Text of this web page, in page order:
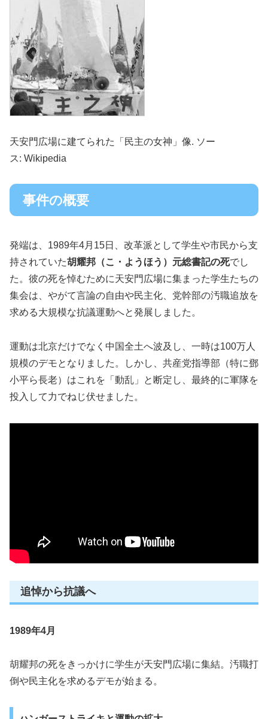
天安門広場に建てられた「民主の女神」像. ソー
ス: Wikipedia
事件の概要
発端は、1989年4月15日、改革派として学生や市民から支
持されていた胡耀邦（こ・ようほう）元総書記の死でし
た。彼の死を悼むために天安門広場に集まった学生たちの
集会は、やがて言論の自由や民主化、党幹部の汚職追放を
求める大規模な抗議運動へと発展しました。
運動は北京だけでなく中国全土へ波及し、一時は100万人
規模のデモとなりました。しかし、共産党指導部（特に鄧
小平ら長老）はこれを「動乱」と断定し、最終的に軍隊を
投入して力でねじ伏せました。
追悼から抗議へ
1989年4月
胡耀邦の死をきっかけに学生が天安門広場に集結。汚職打
倒や民主化を求めるデモが始まる。